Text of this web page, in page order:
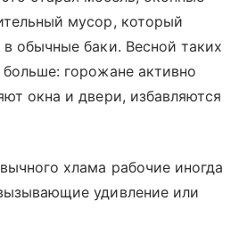
мусор, который
обычные баки. Весной таких
горожане активно
окна и двери, избавляются
хлама рабочие иногда
удивление или